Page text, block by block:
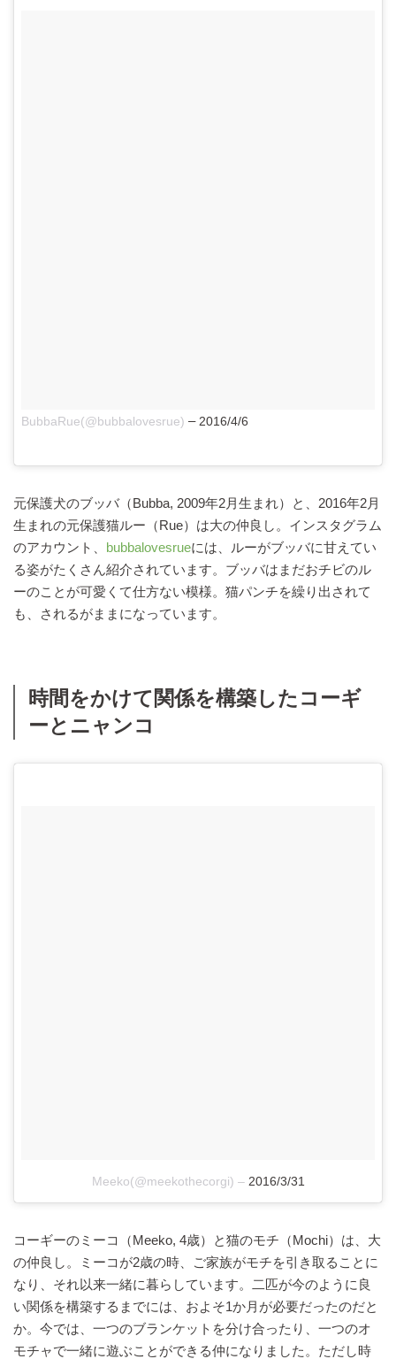
BubbaRue(@bubbalovesrue) – 2016/4/6
元保護犬のブッバ（Bubba, 2009年2月生まれ）と、2016年2月
生まれの元保護猫ルー（Rue）は大の仲良し。インスタグラム
のアカウント、 bubbalovesrueには、ルーがブッバに甘えてい
る姿がたくさん紹介されています。ブッバはまだおチビのル
ーのことが可愛くて仕方ない模様。猫パンチを繰り出されて
も、されるがままになっています。
時間をかけて関係を構築したコーギ
ーとニャンコ
Meeko(@meekothecorgi) – 2016/3/31
コーギーのミーコ（Meeko, 4歳）と猫のモチ（Mochi）は、大
の仲良し。ミーコが2歳の時、ご家族がモチを引き取ることに
なり、それ以来一緒に暮らしています。二匹が今のように良
い関係を構築するまでには、およそ1か月が必要だったのだと
か。今では、一つのブランケットを分け合ったり、一つのオ
モチャで一緒に遊ぶことができる仲になりました。ただし時